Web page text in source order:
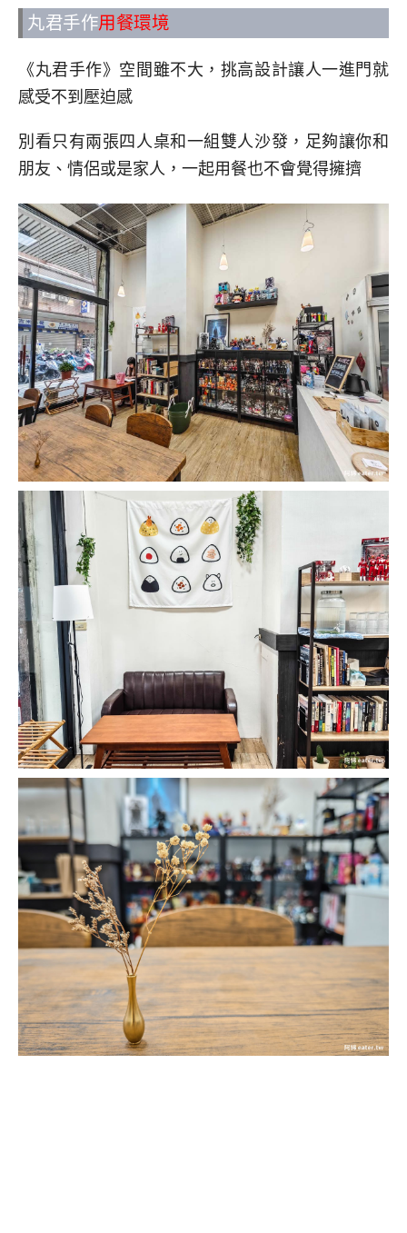
丸君手作用餐環境
《丸君手作》空間雖不大，挑高設計讓人一進門就
感受不到壓迫感
別看只有兩張四人桌和一組雙人沙發，足夠讓你和
朋友、情侶或是家人，一起用餐也不會覺得擁擠